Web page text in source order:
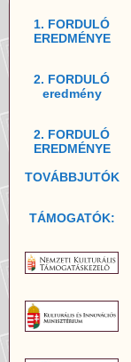
1. FORDULÓ
EREDMÉNYE
2. FORDULÓ
eredmény
2. FORDULÓ
EREDMÉNYE
TOVÁBBJUTÓK
TÁMOGATÓK: